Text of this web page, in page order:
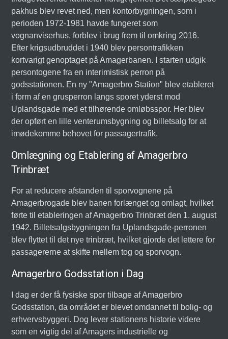
pakhus blev revet ned, men kontorbygningen, som i
perioden 1972-1981 havde fungeret som
vognanviserhus, forblev i brug frem til omkring 2016.
Efter krigsudbruddet i 1940 blev persontrafikken
kortvarigt genoptaget på Amagerbanen. I starten udgik
persontogene fra en interimistisk perron på
godsstationen. En ny "Amagerbro Station" blev etableret
i form af en grusperron langs sporet yderst mod
Uplandsgade med et tilhørende omløbsspor. Her blev
der opført en lille venterumsbygning og billetsalg for at
imødekomme behovet for passagertrafik.
Omlægning og Etablering af Amagerbro
Trinbræt
For at reducere afstanden til sporvognene på
Amagerbrogade blev banen forlænget og omlagt, hvilket
førte til etableringen af Amagerbro Trinbræt den 1. august
1942. Billetsalgsbygningen fra Uplandsgade-perronen
blev flyttet til det nye trinbræt, hvilket gjorde det lettere for
passagererne at skifte mellem tog og sporvogn.
Amagerbro Godsstation i Dag
I dag er der få fysiske spor tilbage af Amagerbro
Godsstation, da området er blevet omdannet til bolig- og
erhvervsbyggeri. Dog lever stationens historie videre
som en vigtig del af Amagers industrielle og